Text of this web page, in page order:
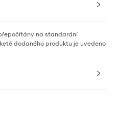
na standardní
dodaného produktu je uvedeno